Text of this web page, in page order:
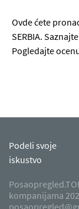
Ovde ćete
SERBIA.
Pogledajte
Podeli svoje
iskustvo
kompanijama